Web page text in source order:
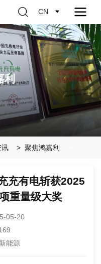
CN
利
讯 聚焦鸿嘉利
充有电斩获2025
重量级大奖
05-20
能源